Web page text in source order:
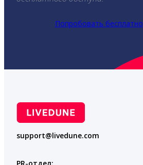
Попробовать бесплатно
support@livedune.com